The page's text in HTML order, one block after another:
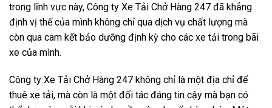
trong lĩnh vực này, Công ty Xe Tải Chở Hàng 247 đã khẳng
định vị thế của mình không chỉ qua dịch vụ chất lượng mà
còn qua cam kết bảo dưỡng định kỳ cho các xe tải trong bãi
xe của mình.
Công ty Xe Tải Chở Hàng 247 không chỉ là một địa chỉ để
thuê xe tải, mà còn là một đối tác đáng tin cậy mà bạn có